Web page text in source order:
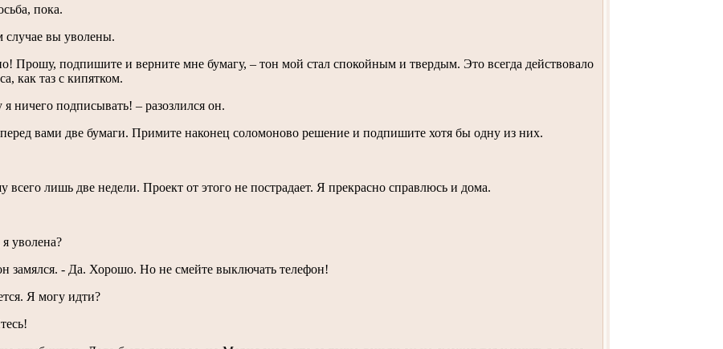
пока.
случае вы уволены.
Прошу, подпишите и верните мне бумагу, – тон мой стал спокойным и твердым. Это всегда действовало
как таз с кипятком.
я ничего подписывать! – разозлился он.
вами две бумаги. Примите наконец соломоново решение и подпишите хотя бы одну из них.
всего лишь две недели. Проект от этого не пострадает. Я прекрасно справлюсь и дома.
уволена?
замялся. - Да. Хорошо. Но не смейте выключать телефон!
Я могу идти?